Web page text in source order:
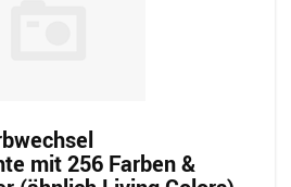
mit 256 Farben &